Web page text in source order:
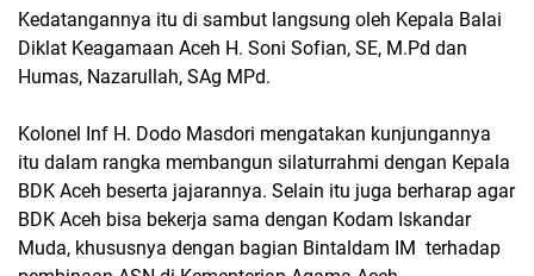
Kedatangannya itu di sambut langsung oleh Kepala Balai
Diklat Keagamaan Aceh H. Soni Sofian, SE, M.Pd dan
Humas, Nazarullah, SAg MPd.
Kolonel Inf H. Dodo Masdori mengatakan kunjungannya
itu dalam rangka membangun silaturrahmi dengan Kepala
BDK Aceh beserta jajarannya. Selain itu juga berharap agar
BDK Aceh bisa bekerja sama dengan Kodam Iskandar
Muda, khususnya dengan bagian Bintaldam IM terhadap